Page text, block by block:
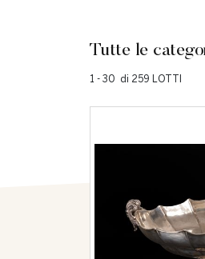
Tutte le
1 - 30 di 259 LOTTI